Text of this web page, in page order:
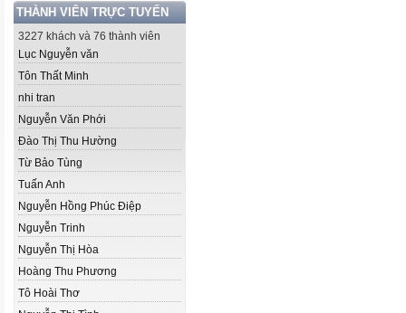
THÀNH VIÊN TRỰC TUYẾN
3227 khách và 76 thành viên
Lục Nguyễn văn
Tôn Thất Minh
nhi tran
Nguyễn Văn Phới
Đào Thị Thu Hường
Từ Bảo Tùng
Tuấn Anh
Nguyễn Hồng Phúc Điệp
Nguyễn Trinh
Nguyễn Thị Hòa
Hoàng Thu Phương
Tô Hoài Thơ